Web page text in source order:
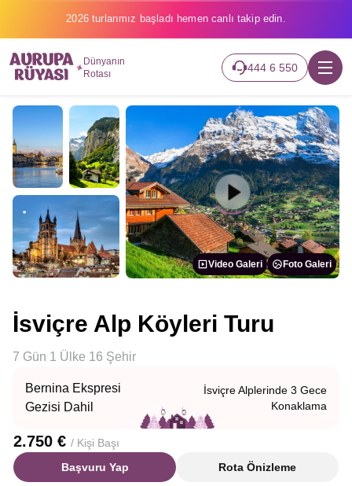
2026 turlarımız başladı hemen canlı takip edin.
Dünyanın
Rotası
444 6 550
Video Galeri Foto Galeri
İsviçre Alp Köyleri Turu
7 Gün 1 Ülke 16 Şehir
Bernina Ekspresi
Gezisi Dahil
İsviçre Alplerinde 3 Gece
Konaklama
2.750 € / Kişi Başı
Başvuru Yap
Rota Önizleme